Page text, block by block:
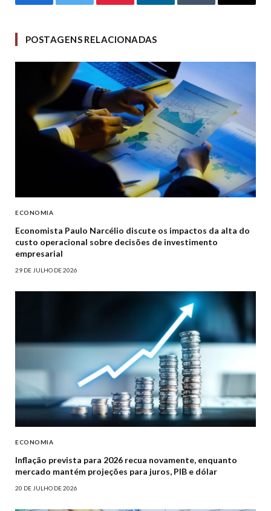
FacebookTwitter Pinterest LinkedInTumblr Email
POSTAGENS RELACIONADAS
ECONOMIA
Economista Paulo Narcélio discute os impactos da alta do
custo operacional sobre decisões de investimento
empresarial
29 DE JULHO DE 2026
ECONOMIA
Inflação prevista para 2026 recua novamente, enquanto
mercado mantém projeções para juros, PIB e dólar
20 DE JULHO DE 2026